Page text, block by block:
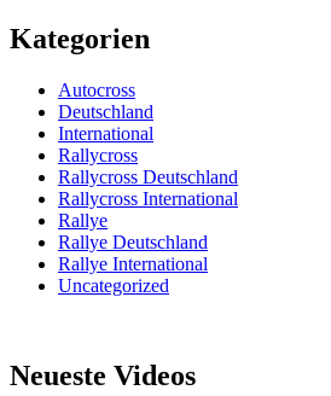
Kategorien
Autocross
Deutschland
International
Rallycross
Rallycross Deutschland
Rallycross International
Rallye
Rallye Deutschland
Rallye International
Uncategorized
Neueste Videos